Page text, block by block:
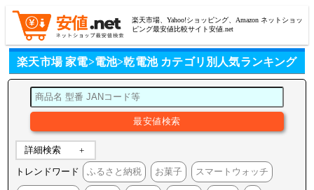
楽天市場、Yahoo!ショッピング、Amazon ネットショッ
ピング最安値比較サイト安値.net
楽天市場 家電>電池>乾電池 カテゴリ別人気ランキング
詳細検索
トレンドワード ふるさと納税 お菓子 スマートウォッチ